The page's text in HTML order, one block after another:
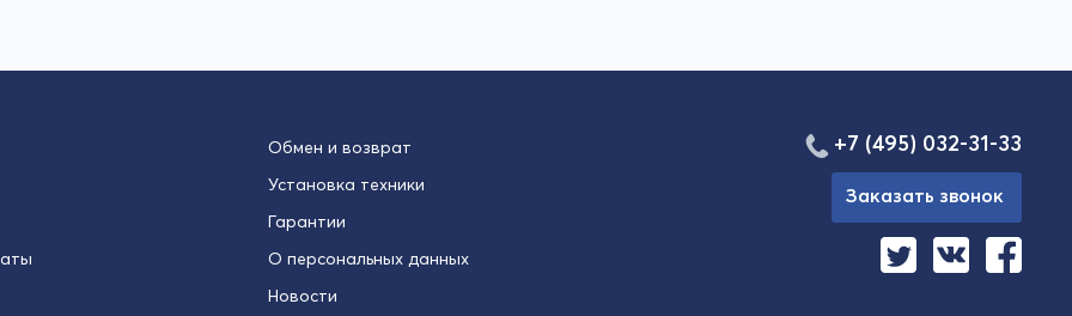
Обмен и возврат
Установка техники
Гарантии
О персональных данных
Новости
+7 (495) 032-31-33
Заказать звонок